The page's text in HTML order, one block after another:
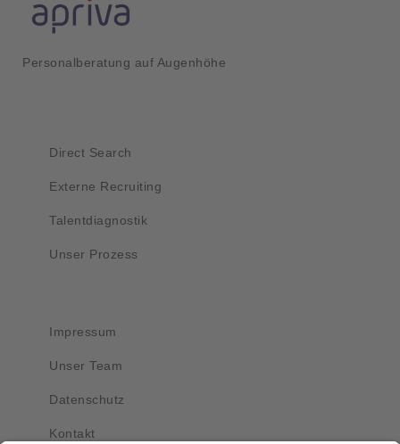
Personalberatung auf Augenhöhe
Direct Search
Externe Recruiting
Talentdiagnostik
Unser Prozess
Impressum
Unser Team
Datenschutz
Kontakt